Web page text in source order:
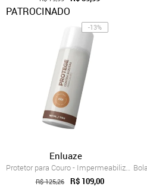
PATROCINADO
-13%
Enluaze
Protetor para Couro - Impermeabilizante spray
R$ 125,26 R$ 109,00